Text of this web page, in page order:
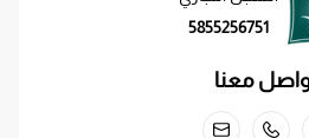
5855256751
معنا